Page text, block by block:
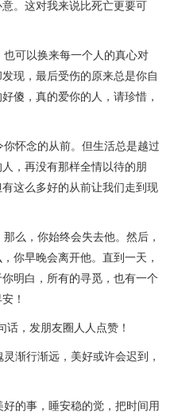
。这对我来说比死亡更要可
可以换来每一个人的真心对
现，最后受伤的原来总是你自
傻，真的爱你的人，请珍惜，
怀念的从前。但生活总是越过
，再没有那样全情以待的朋
这么多好的从前让我们走到现
么，你始终会失去他。然后，
你早晚会离开他。直到一天，
明白，所有的寻觅，也有一个
！
，发朋友圈人人点赞！
渐行渐远，美好或许会迟到，
的事，睡安稳的觉，把时间用